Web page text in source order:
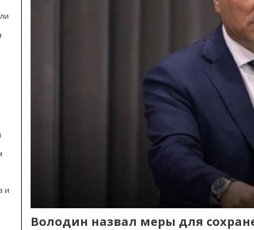
и
Володин назвал меры для